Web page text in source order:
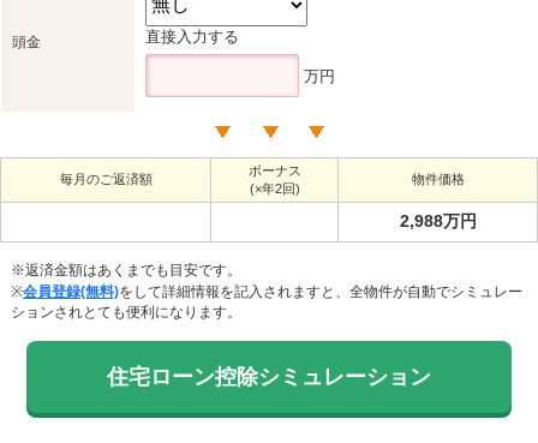
頭金 直接入力する
万円
毎月のご返済額
ボーナス
(×年2回)
物件価格
2,988万円
※返済金額はあくまでも目安です。
※会員登録(無料)をして詳細情報を記入されますと、全物件が自動でシミュレー
ションされとても便利になります。
住宅ローン控除シミュレーション